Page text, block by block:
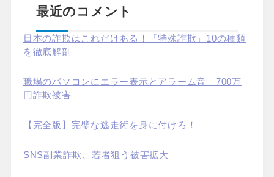
最近のコメント
日本の詐欺はこれだけある！「特殊詐欺」10の種類
を徹底解剖
職場のパソコンにエラー表示とアラーム音 700万
円詐欺被害
【完全版】完璧な逃走術を身に付けろ！
SNS副業詐欺、若者狙う被害拡大